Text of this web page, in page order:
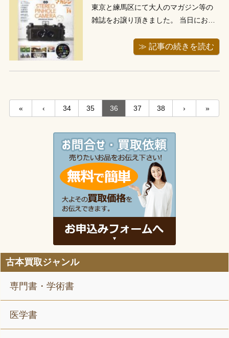
東京と練馬区にて大人のマガジン等の
雑誌をお譲り頂きました。 当日にお電
る当店事務所より車で30分程度でし
定させて頂きますと、どれも付録が付
めて...
≫ 記事の続きを読む
« ‹ 34 35 36 37 38 › »
古本買取ジャンル
専門書・学術書
医学書